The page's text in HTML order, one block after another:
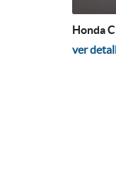
Honda
ver